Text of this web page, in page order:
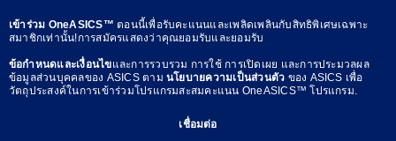
เข้าร่วม OneASICS™ตอนนี้เพื่อรับคะแนนและเพลิดเพลินกับสิทธิพิเศษเฉพาะ
สมาชิกเท่านั้น!การสมัครแสดงว่าคุณยอมรับและยอมรับ
ข้อกำหนดและเงื่อนไขและการรวบรวม การใช้ การเปิดเผย และการประมวลผล
ข้อมูลส่วนบุคคลของ ASICS ตาม นโยบายความเป็นส่วนตัว ของ ASICS เพื่อ
วัตถุประสงค์ในการเข้าร่วมโปรแกรมสะสมคะแนน OneASICS™ โปรแกรม.
เชื่อมต่อ